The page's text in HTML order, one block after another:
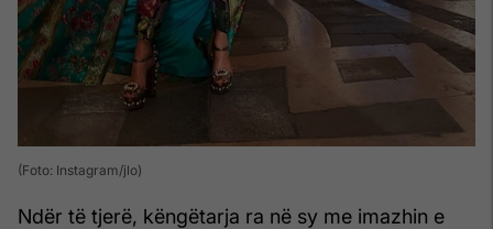
(Foto: Instagram/jlo)
Ndër të tjerë, këngëtarja ra në sy me imazhin e